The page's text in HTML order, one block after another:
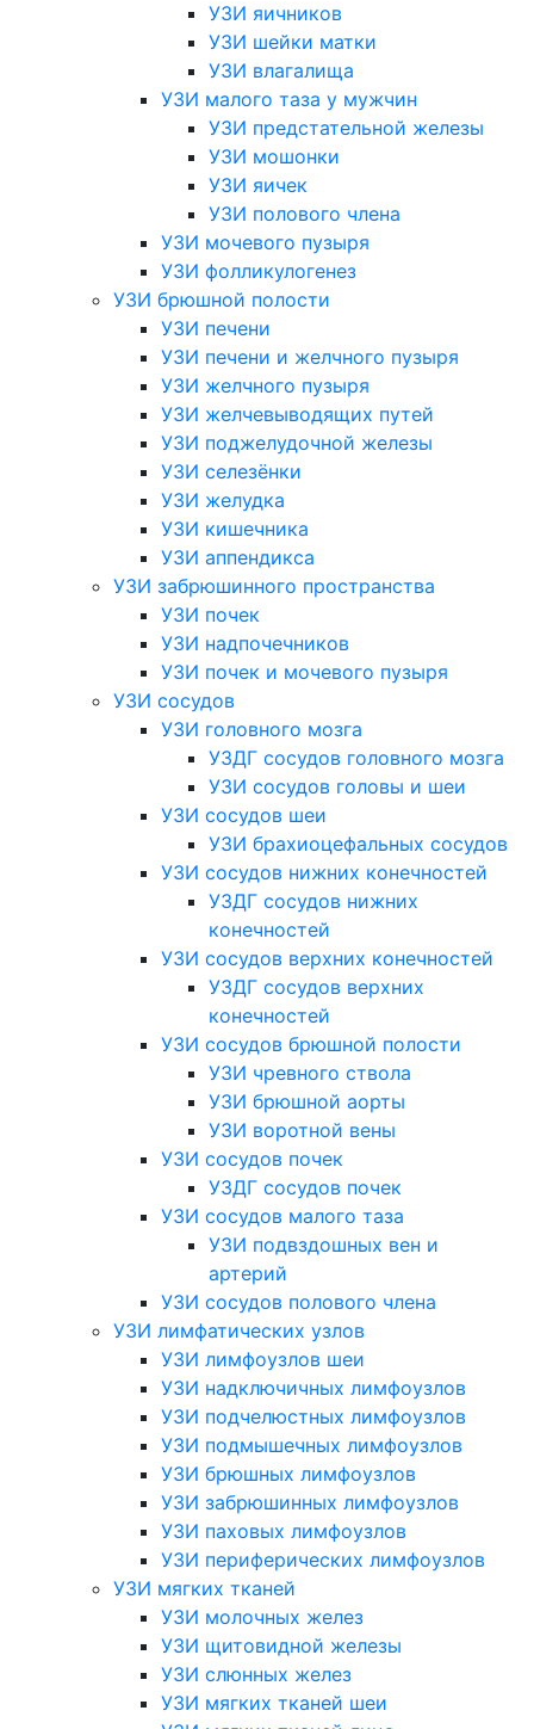
УЗИ яичников
УЗИ шейки матки
УЗИ влагалища
УЗИ малого таза у мужчин
УЗИ предстательной железы
УЗИ мошонки
УЗИ яичек
УЗИ полового члена
УЗИ мочевого пузыря
УЗИ фолликулогенез
УЗИ брюшной полости
УЗИ печени
УЗИ печени и желчного пузыря
УЗИ желчного пузыря
УЗИ желчевыводящих путей
УЗИ поджелудочной железы
УЗИ селезёнки
УЗИ желудка
УЗИ кишечника
УЗИ аппендикса
УЗИ забрюшинного пространства
УЗИ почек
УЗИ надпочечников
УЗИ почек и мочевого пузыря
УЗИ сосудов
УЗИ головного мозга
УЗДГ сосудов головного мозга
УЗИ сосудов головы и шеи
УЗИ сосудов шеи
УЗИ брахиоцефальных сосудов
УЗИ сосудов нижних конечностей
УЗДГ сосудов нижних
конечностей
УЗИ сосудов верхних конечностей
УЗДГ сосудов верхних
конечностей
УЗИ сосудов брюшной полости
УЗИ чревного ствола
УЗИ брюшной аорты
УЗИ воротной вены
УЗИ сосудов почек
УЗДГ сосудов почек
УЗИ сосудов малого таза
УЗИ подвздошных вен и
артерий
УЗИ сосудов полового члена
УЗИ лимфатических узлов
УЗИ лимфоузлов шеи
УЗИ надключичных лимфоузлов
УЗИ подчелюстных лимфоузлов
УЗИ подмышечных лимфоузлов
УЗИ брюшных лимфоузлов
УЗИ забрюшинных лимфоузлов
УЗИ паховых лимфоузлов
УЗИ периферических лимфоузлов
УЗИ мягких тканей
УЗИ молочных желез
УЗИ щитовидной железы
УЗИ слюнных желез
УЗИ мягких тканей шеи